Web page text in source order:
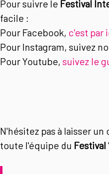
Pour suivre le Festival
facile :
Pour Facebook, c'est par
Pour Instagram, suivez
Pour Youtube, suivez le
N'hésitez pas à laisser
toute l'équipe du Festival